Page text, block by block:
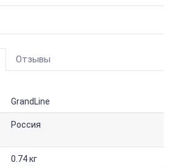
Отзывы
GrandLine
Россия
0.74 кг